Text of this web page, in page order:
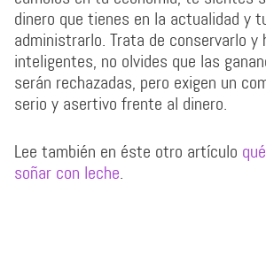
dinero que tienes en la actualidad y
administrarlo. Trata de conservarlo y
inteligentes, no olvides que las
serán rechazadas, pero exigen un
serio y asertivo frente al dinero.
Lee también en éste otro artículo
soñar con leche.